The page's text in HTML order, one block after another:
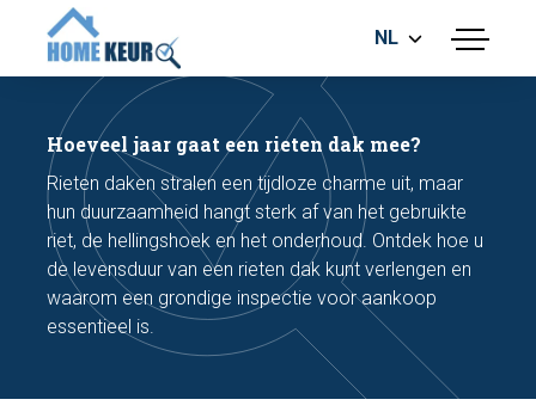
menu
BOUWKUNDIGE KEURING
ENERGIELABEL
MEETRAPPORT
FUNDERINGSRISICO ONDERZOEK
NL
Maak een afspraak
Hoeveel jaar gaat een rieten dak mee?
Rieten daken stralen een tijdloze charme uit, maar
hun duurzaamheid hangt sterk af van het gebruikte
riet, de hellingshoek en het onderhoud. Ontdek hoe u
de levensduur van een rieten dak kunt verlengen en
waarom een grondige inspectie voor aankoop
essentieel is.